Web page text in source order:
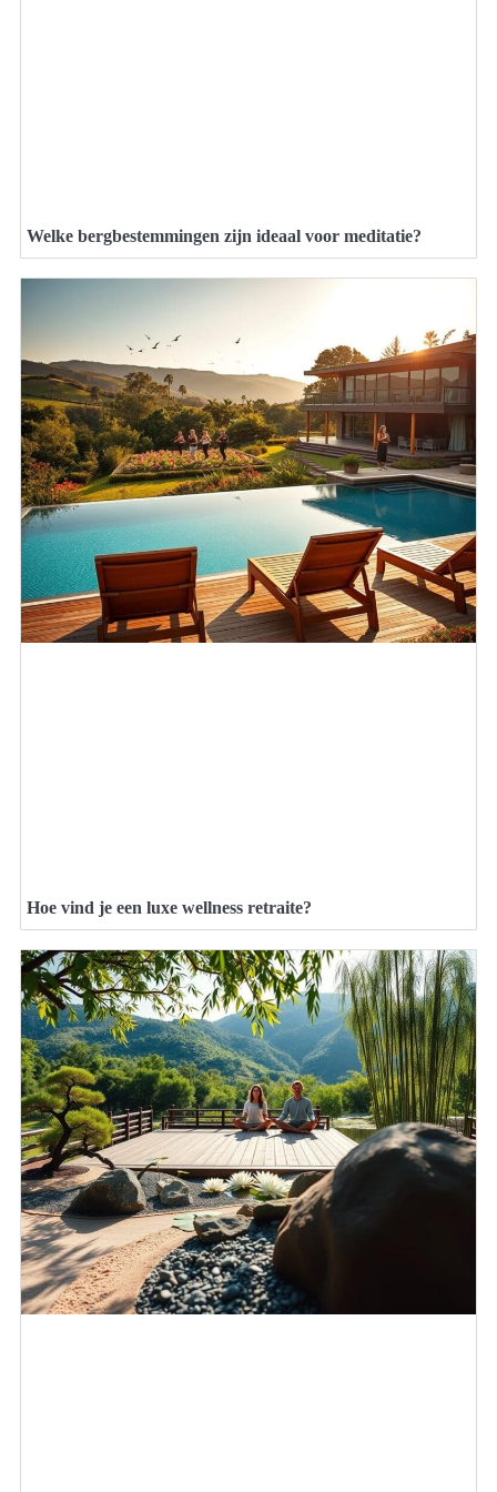
Welke bergbestemmingen zijn ideaal voor meditatie?
Hoe vind je een luxe wellness retraite?